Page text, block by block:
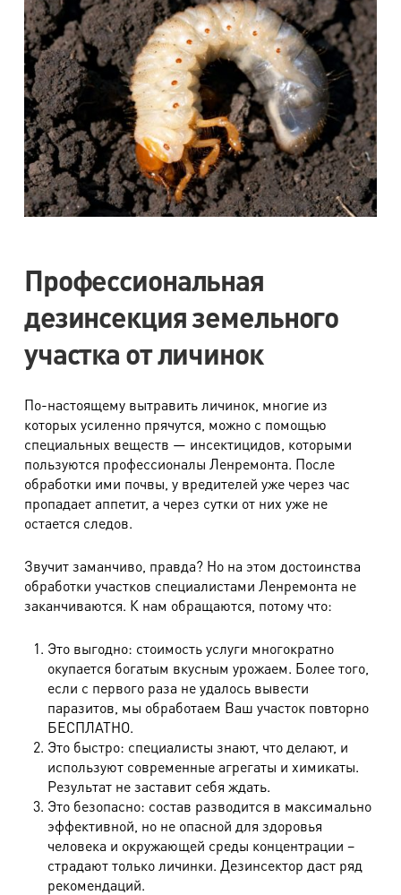
Профессиональная
дезинсекция земельного
участка от личинок
По-настоящему вытравить личинок, многие из
которых усиленно прячутся, можно с помощью
специальных веществ — инсектицидов, которыми
пользуются профессионалы Ленремонта. После
обработки ими почвы, у вредителей уже через час
пропадает аппетит, а через сутки от них уже не
остается следов.
Звучит заманчиво, правда? Но на этом достоинства
обработки участков специалистами Ленремонта не
заканчиваются. К нам обращаются, потому что:
Это выгодно: стоимость услуги многократно
окупается богатым вкусным урожаем. Более того,
если с первого раза не удалось вывести
паразитов, мы обработаем Ваш участок повторно
БЕСПЛАТНО.
Это быстро: специалисты знают, что делают, и
используют современные агрегаты и химикаты.
Результат не заставит себя ждать.
Это безопасно: состав разводится в максимально
эффективной, но не опасной для здоровья
человека и окружающей среды концентрации –
страдают только личинки. Дезинсектор даст ряд
рекомендаций.